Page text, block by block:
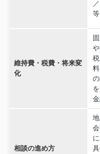
維持費・税費・将来変
化
相談の進め方